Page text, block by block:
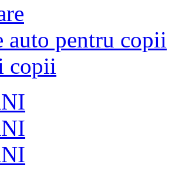
auto pentru copii
copii